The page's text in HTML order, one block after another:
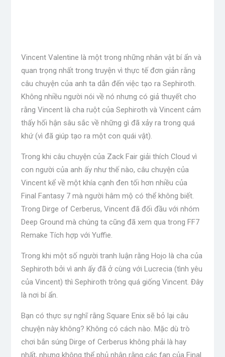
Vincent Valentine là một trong những nhân vật bí ẩn và
quan trọng nhất trong truyện vì thực tế đơn giản rằng
câu chuyện của anh ta dẫn đến việc tạo ra Sephiroth.
Không nhiều người nói về nó nhưng có giả thuyết cho
rằng Vincent là cha ruột của Sephiroth và Vincent cảm
thấy hối hận sâu sắc về những gì đã xảy ra trong quá
khứ (vì đã giúp tạo ra một con quái vật).
Trong khi câu chuyện của Zack Fair giải thích Cloud vì
con người của anh ấy như thế nào, câu chuyện của
Vincent kể về một khía cạnh đen tối hơn nhiều của
Final Fantasy 7 mà người hâm mộ có thể không biết.
Trong Dirge of Cerberus, Vincent đã đối đầu với nhóm
Deep Ground mà chúng ta cũng đã xem qua trong FF7
Remake Tích hợp với Yuffie.
Trong khi một số người tranh luận rằng Hojo là cha của
Sephiroth bởi vì anh ấy đã ở cùng với Lucrecia (tình yêu
của Vincent) thì Sephiroth trông quá giống Vincent. Đây
là nơi bí ẩn.
Bạn có thực sự nghĩ rằng Square Enix sẽ bỏ lại câu
chuyện này không? Không có cách nào. Mặc dù trò
chơi bắn súng Dirge of Cerberus không phải là hay
nhất, nhưng không thể phủ nhận rằng các fan của Final